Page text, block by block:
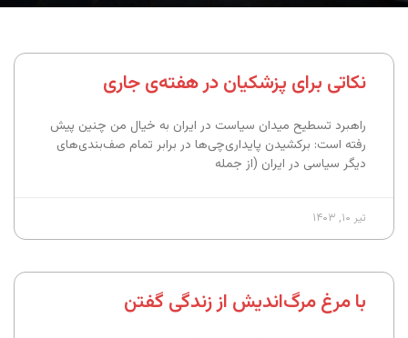
نکاتی برای پزشکیان در هفته‌ی جاری
راهبرد تسطیح میدان سیاست در ایران به خیال من چنین پیش
رفته است: برکشیدن پایداری‌چی‌ها در برابر تمام صف‌بندی‌های
دیگر سیاسی در ایران (از جمله
تیر ۱۰, ۱۴۰۳
با مرغ مرگ‌اندیش از زندگی گفتن